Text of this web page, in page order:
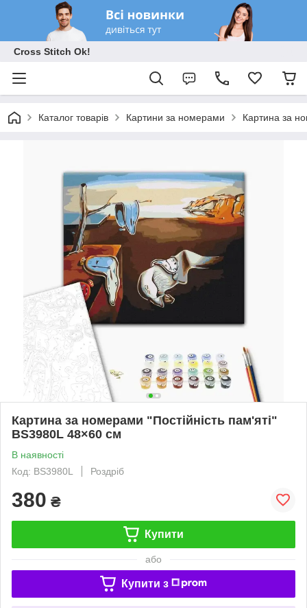
Cross Stitch Ok!
Каталог товарів Картини за номерами Картина за
Картина за номерами "Постійність пам'яті"
BS3980L 48×60 см
В наявності
Код: BS3980L
Роздріб
380 ₴
Купити
або
Купити з